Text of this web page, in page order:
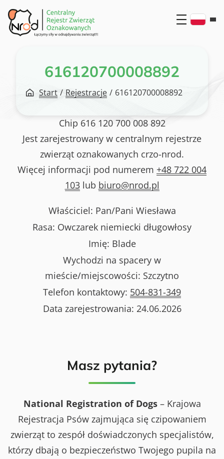
Przejdź
do
treści
616120700008892
Start / Rejestracje / 616120700008892
Chip 616 120 700 008 892
Jest zarejestrowany w centralnym rejestrze
zwierząt oznakowanych crzo-nrod.
Więcej informacji pod numerem +48 722 004
103lub biuro@nrod.pl
Właściciel: Pan/Pani Wiesława
Rasa: Owczarek niemiecki długowłosy
Imię: Blade
Wychodzi na spacery w
mieście/miejscowości: Szczytno
Telefon kontaktowy: 504-831-349
Data zarejestrowania: 24.06.2026
Masz pytania?
National Registration of Dogs– Krajowa
Rejestracja Psów zajmująca się czipowaniem
zwierząt to zespół doświadczonych specjalistów,
którzy dbają o bezpieczeństwo Twojego pupila na